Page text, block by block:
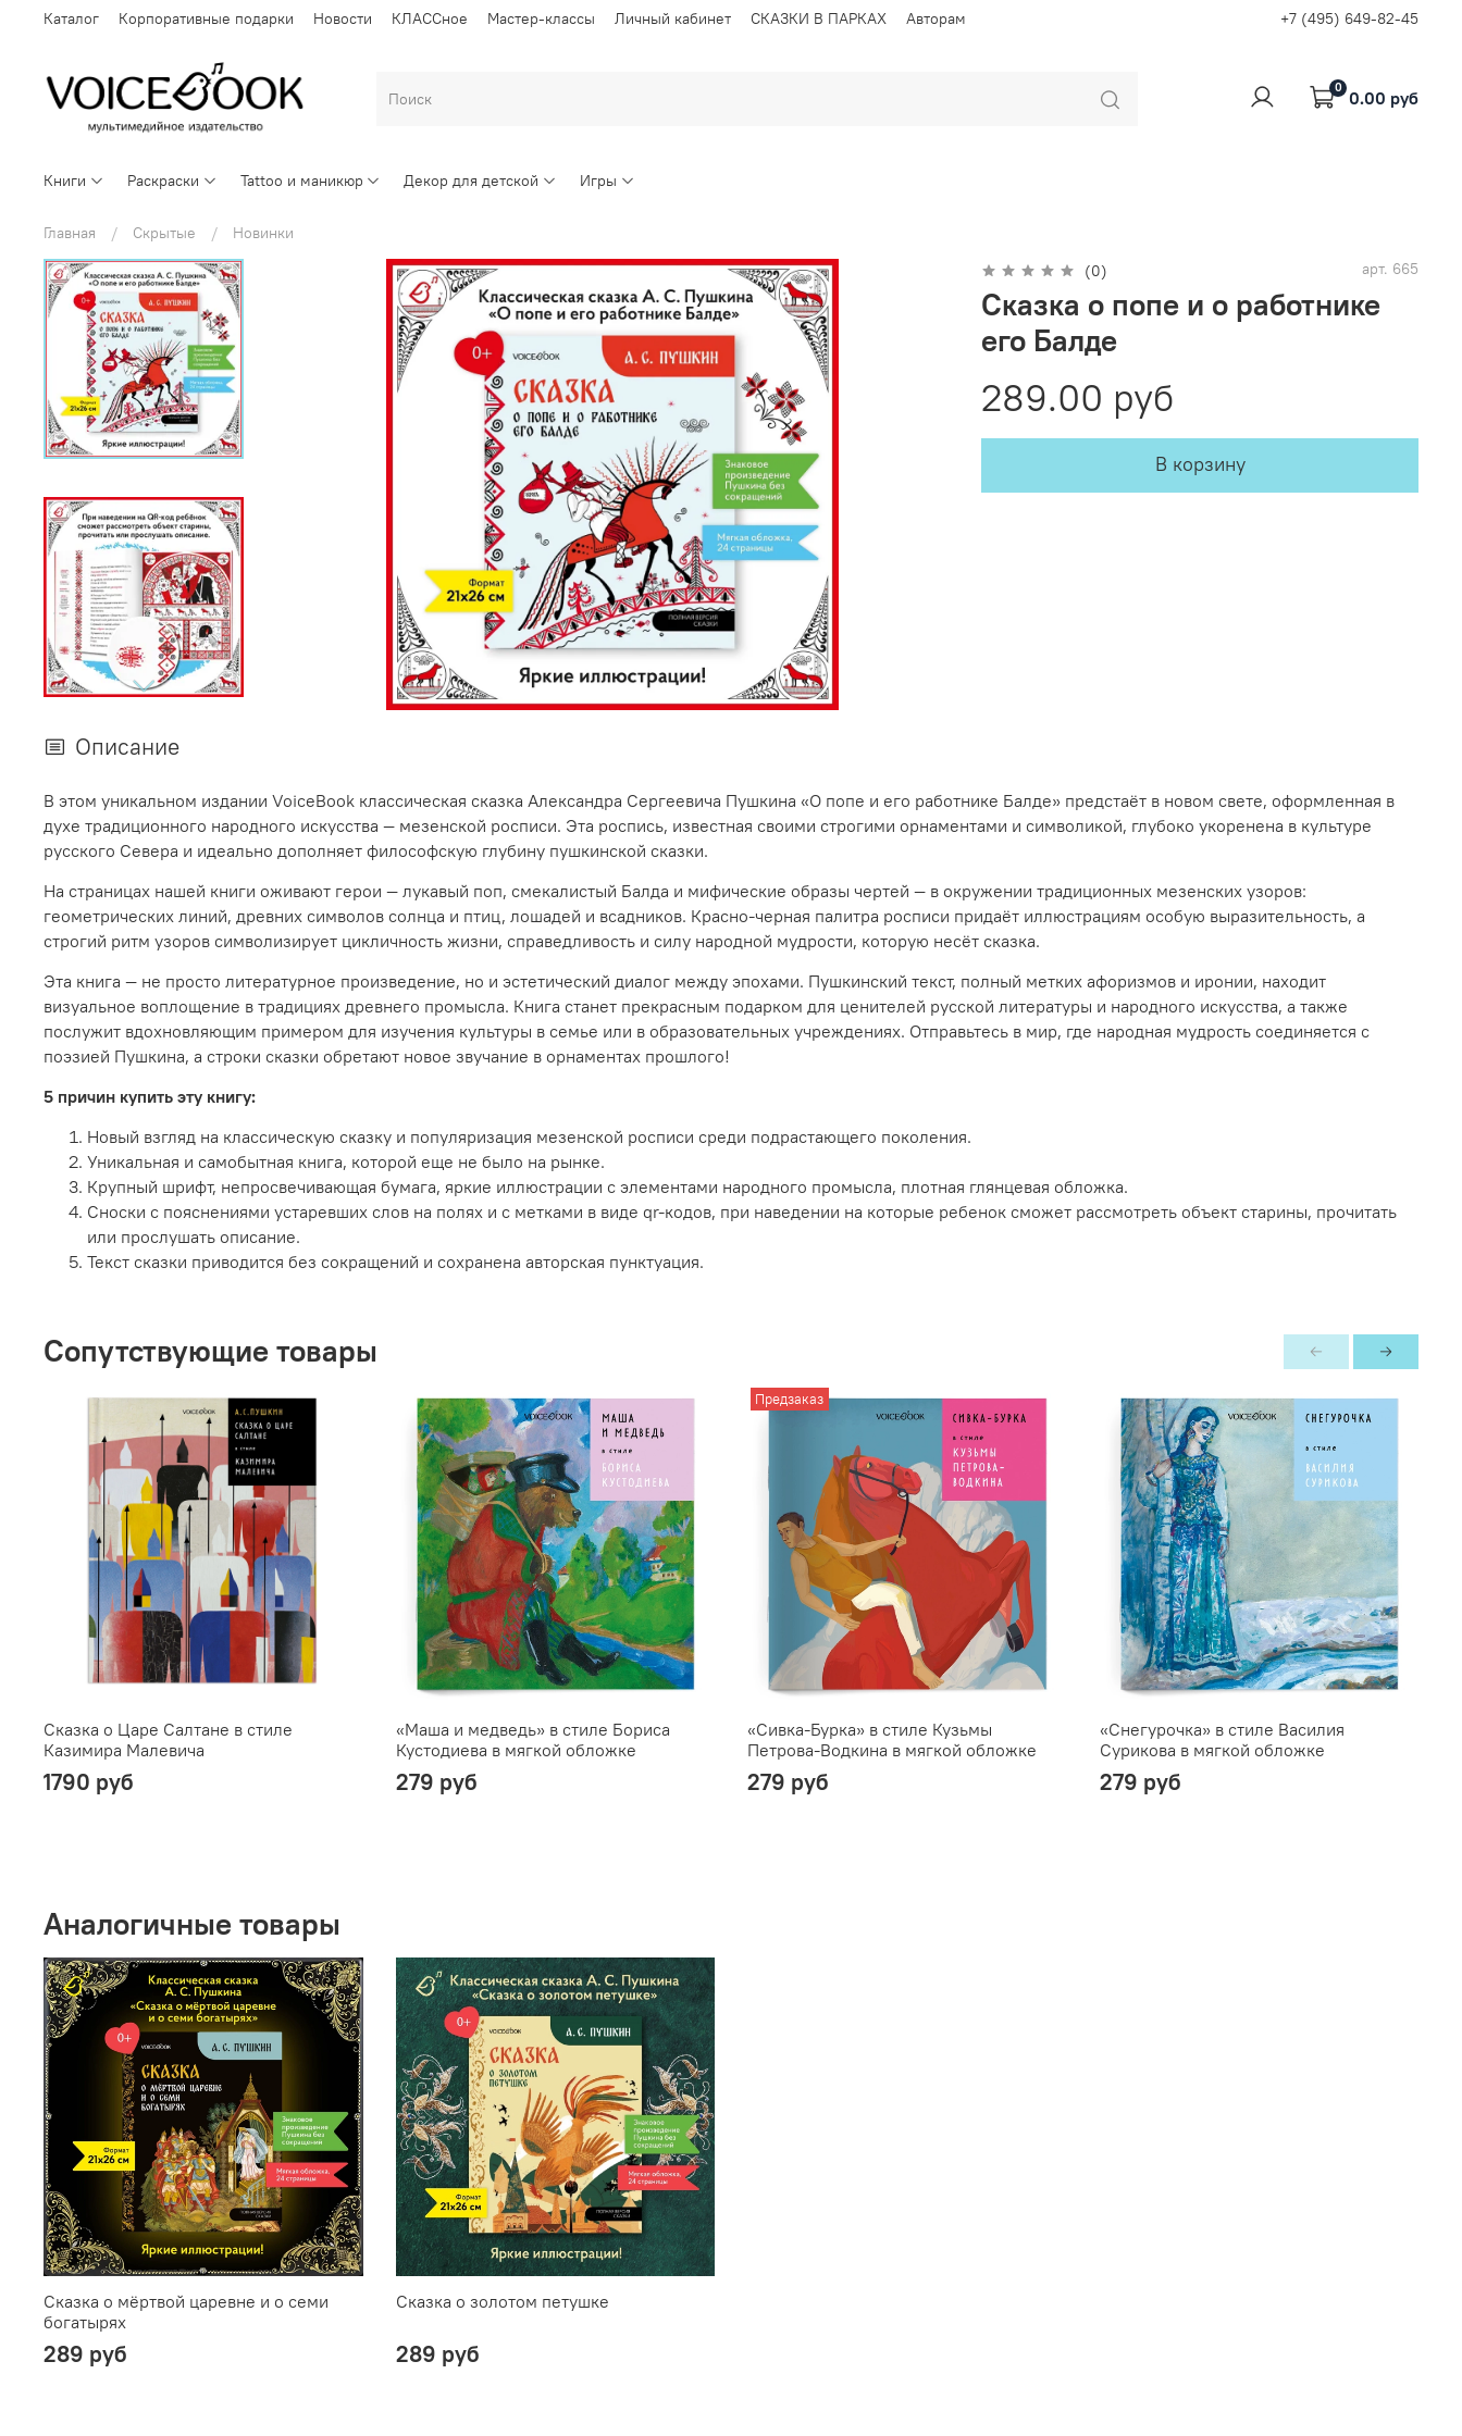
Каталог Корпоративные подарки Новости КЛАССное Мастер-классы Личный кабинет СКАЗКИ В ПАРКАХ Авторам +7 (495) 649-82-45
0 0.00 руб
Книги Раскраски Tattoo и маникюр Декор для детской Игры
Главная Скрытые
Новинки
(0)
арт. 665
Сказка о попе и о работнике
его Балде
289.00 руб
В корзину
Описание
В этом уникальном издании VoiceBook классическая сказка Александра Сергеевича Пушкина «О попе и его работнике Балде» предстаёт в новом свете, оформленная в
духе традиционного народного искусства — мезенской росписи. Эта роспись, известная своими строгими орнаментами и символикой, глубоко укоренена в культуре
русского Севера и идеально дополняет философскую глубину пушкинской сказки.
На страницах нашей книги оживают герои — лукавый поп, смекалистый Балда и мифические образы чертей — в окружении традиционных мезенских узоров:
геометрических линий, древних символов солнца и птиц, лошадей и всадников. Красно-черная палитра росписи придаёт иллюстрациям особую выразительность, а
строгий ритм узоров символизирует цикличность жизни, справедливость и силу народной мудрости, которую несёт сказка.
Эта книга — не просто литературное произведение, но и эстетический диалог между эпохами. Пушкинский текст, полный метких афоризмов и иронии, находит
визуальное воплощение в традициях древнего промысла. Книга станет прекрасным подарком для ценителей русской литературы и народного искусства, а также
послужит вдохновляющим примером для изучения культуры в семье или в образовательных учреждениях. Отправьтесь в мир, где народная мудрость соединяется с
поэзией Пушкина, а строки сказки обретают новое звучание в орнаментах прошлого!
5 причин купить эту книгу:
Новый взгляд на классическую сказку и популяризация мезенской росписи среди подрастающего поколения.
Уникальная и самобытная книга, которой еще не было на рынке.
Крупный шрифт, непросвечивающая бумага, яркие иллюстрации с элементами народного промысла, плотная глянцевая обложка.
Сноски с пояснениями устаревших слов на полях и с метками в виде qr-кодов, при наведении на которые ребенок сможет рассмотреть объект старины, прочитать
или прослушать описание.
Текст сказки приводится без сокращений и сохранена авторская пунктуация.
Сопутствующие товары
Сказка о Царе Салтане в стиле
Казимира Малевича
1790 руб
«Маша и медведь» в стиле Бориса
Кустодиева в мягкой обложке
279 руб
Предзаказ
«Сивка-Бурка» в стиле Кузьмы
Петрова-Водкина в мягкой обложке
279 руб
«Снегурочка» в стиле Василия
Сурикова в мягкой обложке
279 руб
Аналогичные товары
Сказка о мёртвой царевне и о семи
богатырях
289 руб
Сказка о золотом петушке
289 руб